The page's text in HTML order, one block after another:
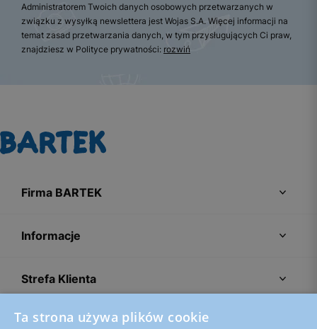
Administratorem Twoich danych osobowych przetwarzanych w
związku z wysyłką newslettera jest Wojas S.A. Więcej informacji na
temat zasad przetwarzania danych, w tym przysługujących Ci praw,
znajdziesz w Polityce prywatności: rozwiń
Firma BARTEK
Informacje
Strefa Klienta
Porady
Ta strona używa plików cookie